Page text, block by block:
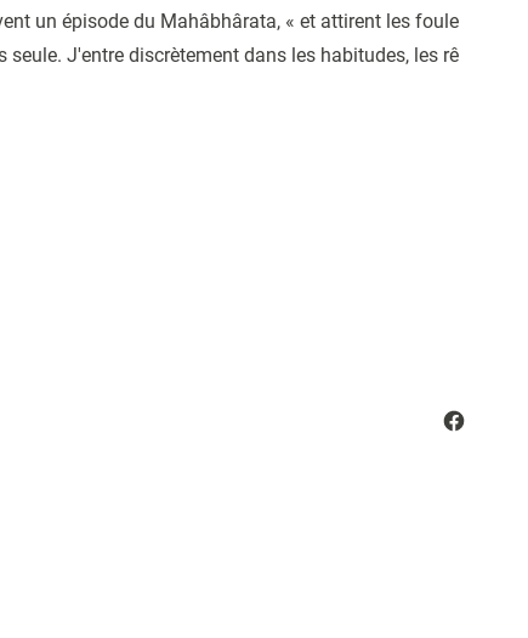
un épisode du Mahâbhârata, « et attirent les foule
J'entre discrètement dans les habitudes, les rê